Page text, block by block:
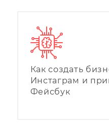
Как создать
Инстаграм и
Фейсбук